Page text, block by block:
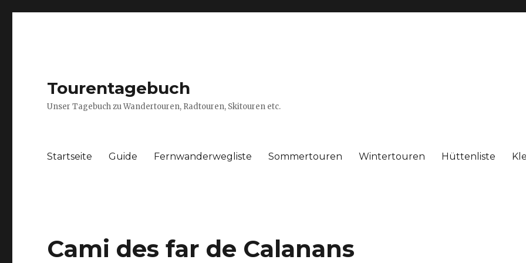
Tourentagebuch
Unser Tagebuch zu Wandertouren, Radtouren, Skitouren etc.
Startseite Guide Fernwanderwegliste Sommertouren Wintertouren Hüttenliste
Cami des far de Calanans